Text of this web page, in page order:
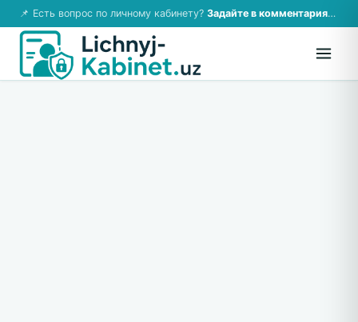
📌 Есть вопрос по личному кабинету? Задайте в комментариях — ответим!